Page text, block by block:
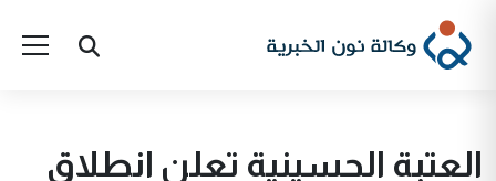
العتبة الحسينية تعلن انطلاق